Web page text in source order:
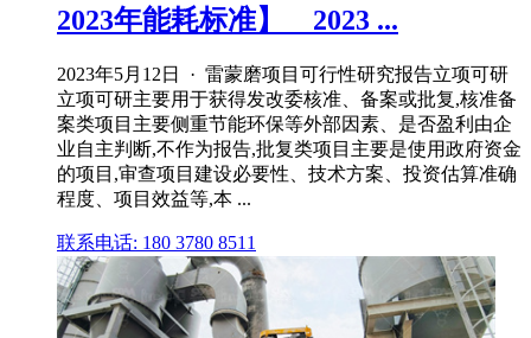
2023年能耗标准】__2023 ...
2023年5月12日 · 雷蒙磨项目可行性研究报告立项可研
立项可研主要用于获得发改委核准、备案或批复,核准备
案类项目主要侧重节能环保等外部因素、是否盈利由企
业自主判断,不作为报告,批复类项目主要是使用政府资金
的项目,审查项目建设必要性、技术方案、投资估算准确
程度、项目效益等,本 ...
联系电话: 180 3780 8511